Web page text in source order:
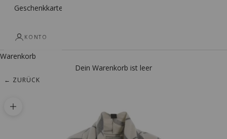
Geschenkkarte
KONTO
Warenkorb
Dein Warenkorb ist leer
← ZURÜCK
Bild vergrößern